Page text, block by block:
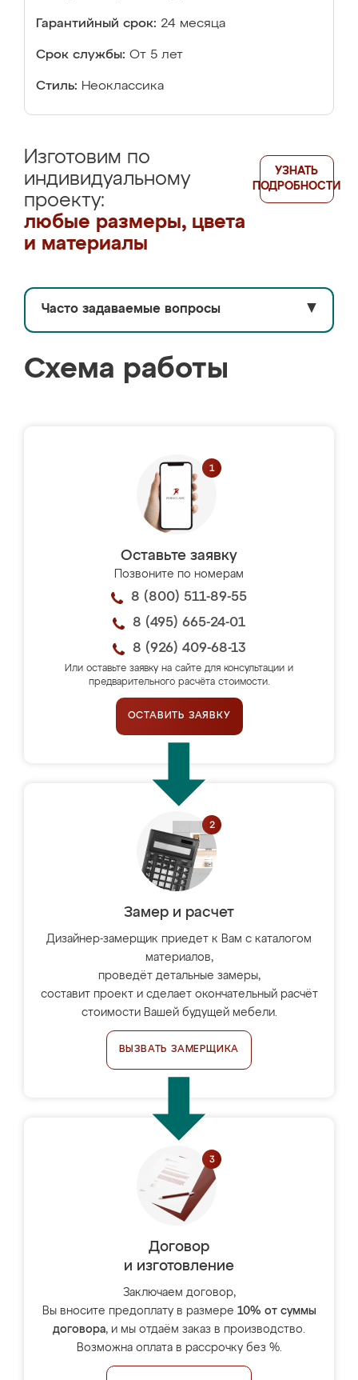
Гарантийный срок: 24 месяца
Срок службы: От 5 лет
Стиль: Неоклассика
Изготовим по
индивидуальному
проекту:
любые размеры, цвета
и материалы
УЗНАТЬ
ПОДРОБНОСТИ
Часто задаваемые вопросы ▼
Схема работы
Оставьте заявку
Позвоните по номерам
8 (800) 511-89-55
8 (495) 665-24-01
8 (926) 409-68-13
Или оставьте заявку на сайте для консультации и
предварительного расчёта стоимости.
ОСТАВИТЬ ЗАЯВКУ
Замер и расчет
Дизайнер-замерщик приедет к Вам с каталогом
материалов,
проведёт детальные замеры,
составит проект и сделает окончательный расчёт
стоимости Вашей будущей мебели.
ВЫЗВАТЬ ЗАМЕРЩИКА
Договор
и изготовление
Заключаем договор,
Вы вносите предоплату в размере 10% от суммы
договора, и мы отдаём заказ в производство.
Возможна оплата в рассрочку без %.